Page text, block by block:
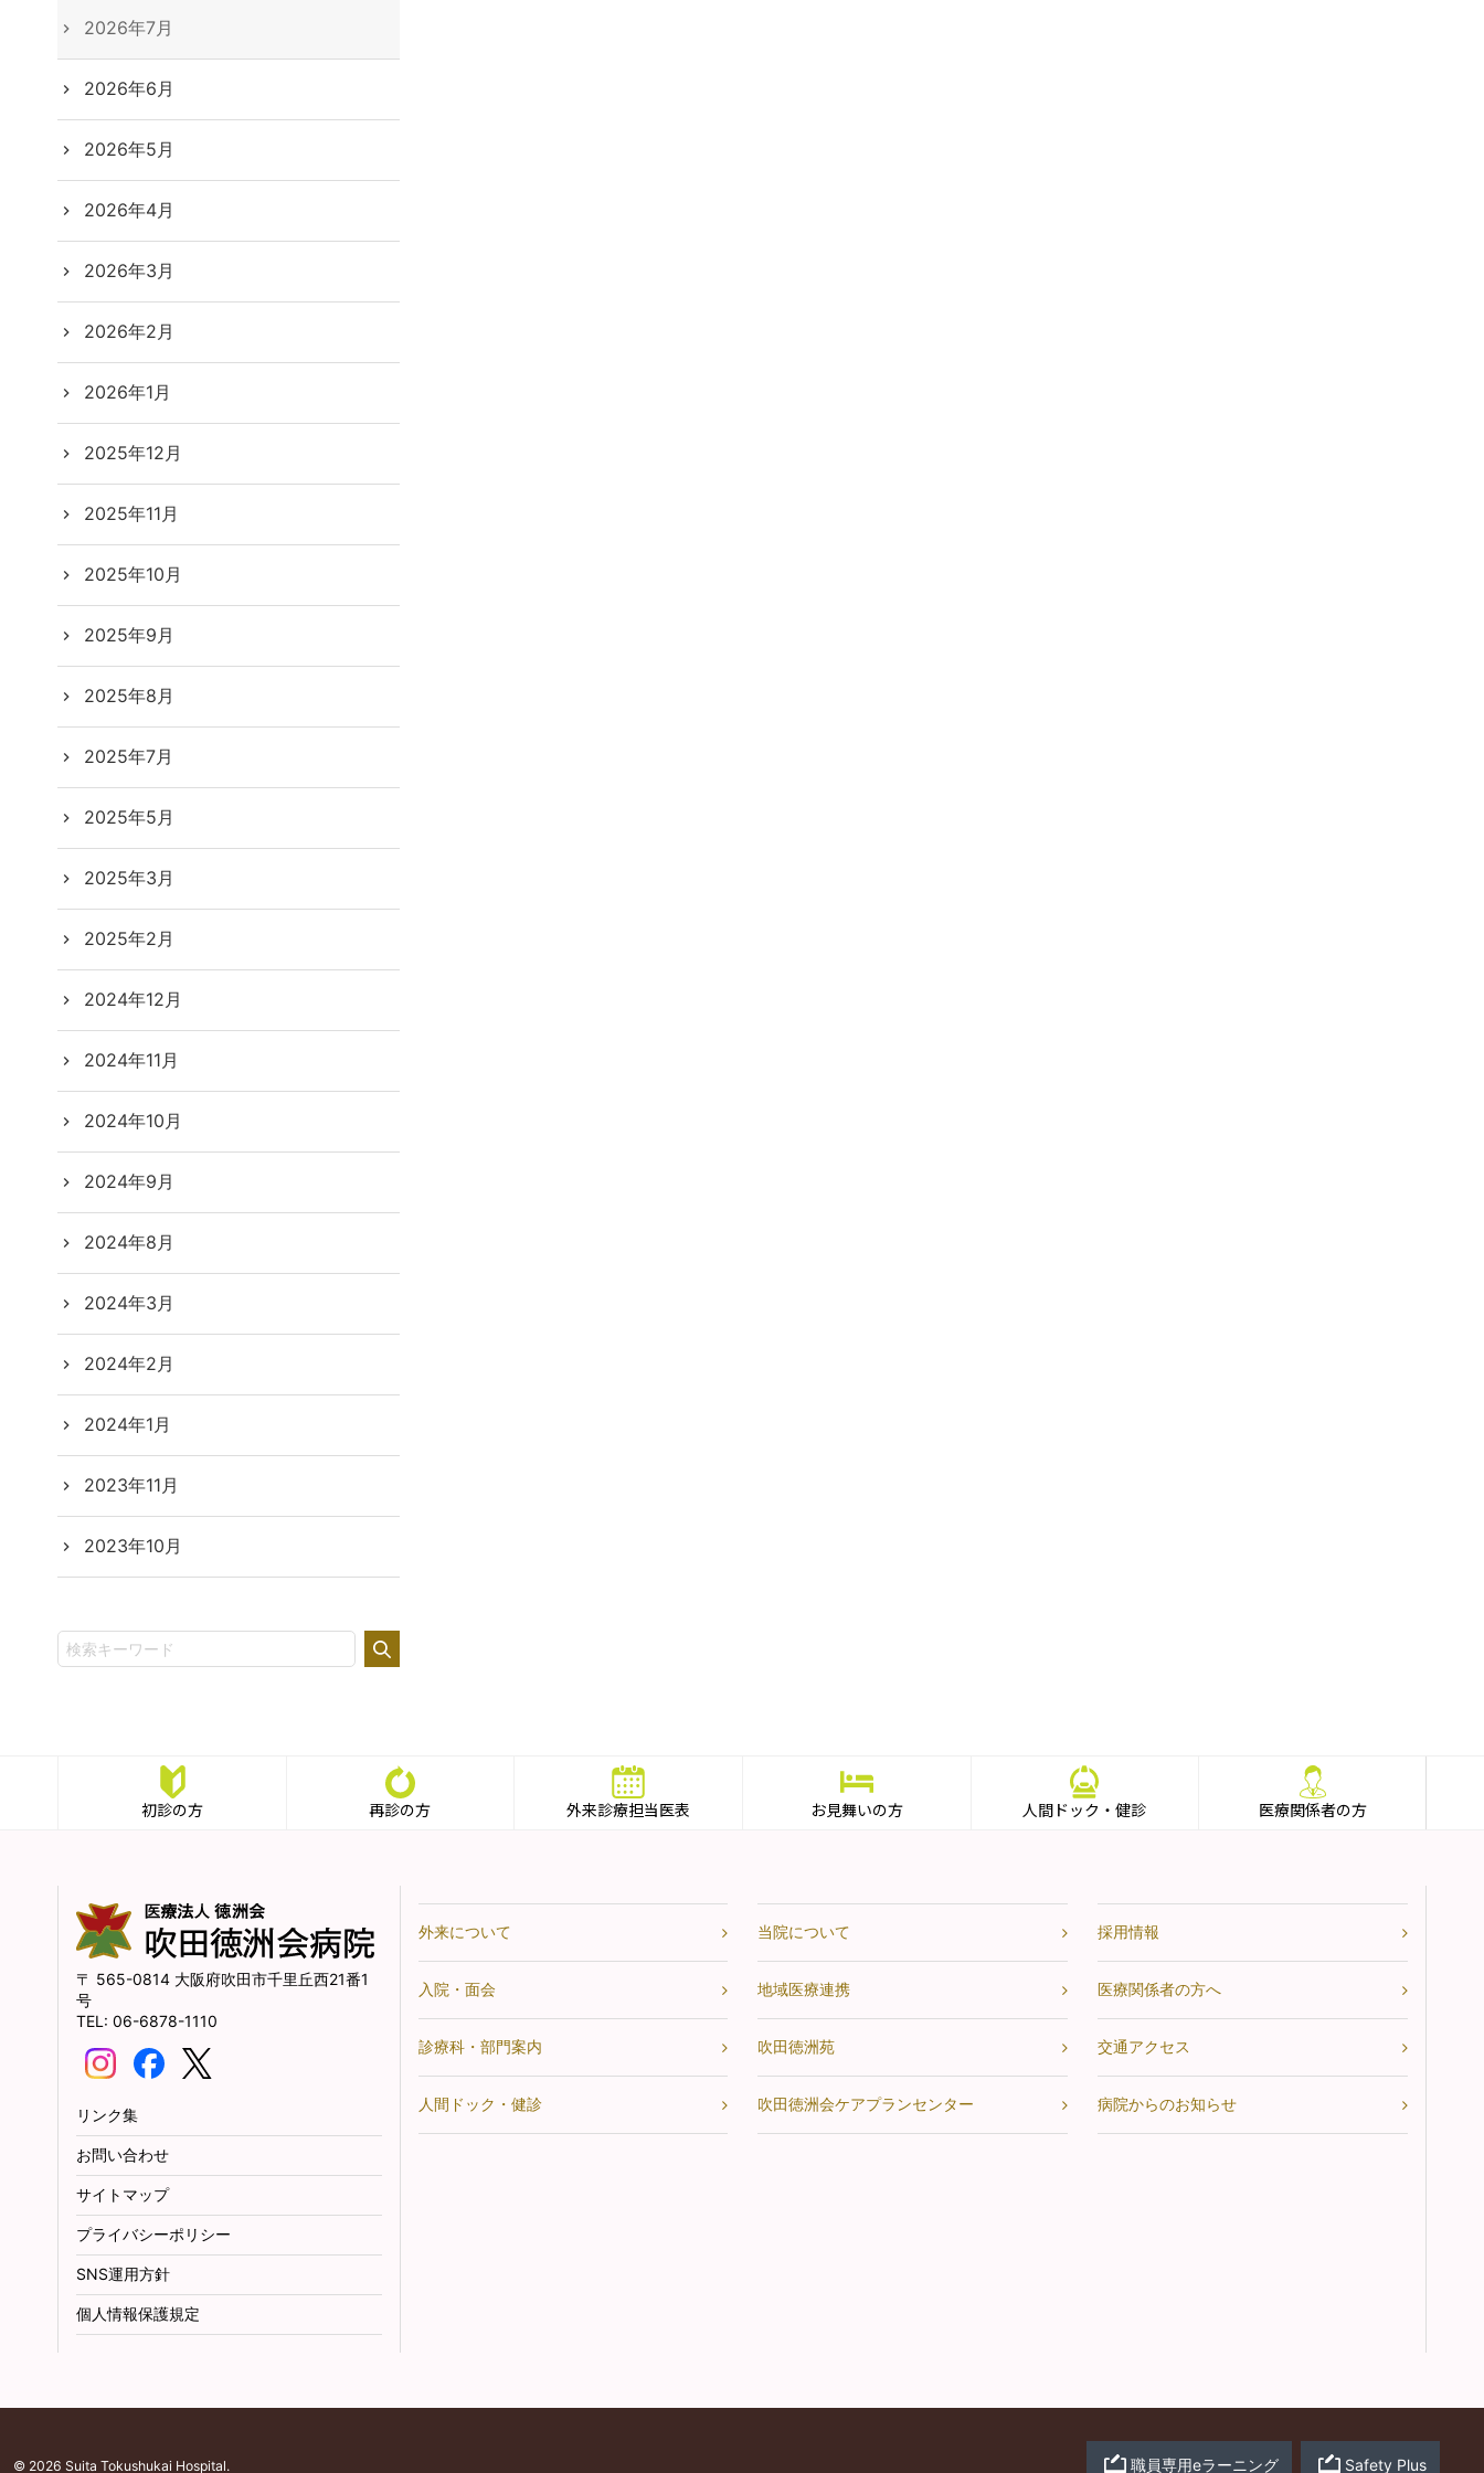
2026年7月
2026年6月
2026年5月
2026年4月
2026年3月
2026年2月
2026年1月
2025年12月
2025年11月
2025年10月
2025年9月
2025年8月
2025年7月
2025年5月
2025年3月
2025年2月
2024年12月
2024年11月
2024年10月
2024年9月
2024年8月
2024年3月
2024年2月
2024年1月
2023年11月
2023年10月
初診の方 再診の方 外来診療担当医表 お見舞いの方 人間ドック・健診 医療関係者の方
565-0814 大阪府吹田市千里丘西21番1
号
06-6878-1110
リンク集
お問い合わせ
サイトマップ
プライバシーポリシー
SNS運用方針
個人情報保護規定
外来について
入院・面会
診療科・部門案内
人間ドック・健診
当院について
地域医療連携
吹田徳洲苑
吹田徳洲会ケアプランセンター
採用情報
医療関係者の方へ
交通アクセス
病院からのお知らせ
© 2026 Suita Tokushukai Hospital. 職員専用eラーニング Safety Plus